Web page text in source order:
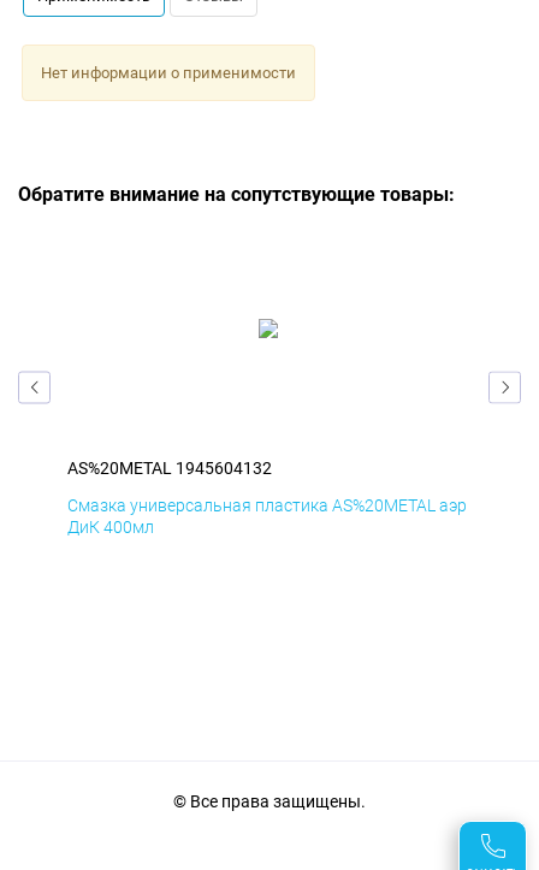
Нет информации о применимости
Обратите внимание на сопутствующие товары:
AS%20METAL 1945604132
Смазка универсальная пластика AS%20METAL аэр
ДиК 400мл
© Все права защищены.